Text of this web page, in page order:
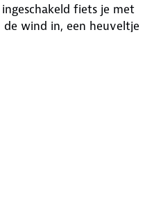
fiets je met
wind in, een heuveltje
van 25 km per
het voor- en
In geval van nood sta je
opgenomen in het
de Bafang
met 7 tandwielen